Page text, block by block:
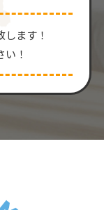
ます！
！